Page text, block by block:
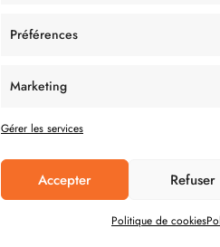
Préférences
Marketing
Gérer les services
Accepter Refuser
Politique de cookies
POLITIQUE DE